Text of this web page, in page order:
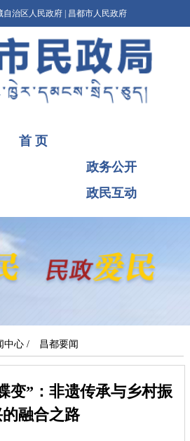
自治区人民政府 昌都市人民政府
首 页
政务公开
政民互动
中心/ 昌都要闻
变”：非遗传承与乡村振
的融合之路